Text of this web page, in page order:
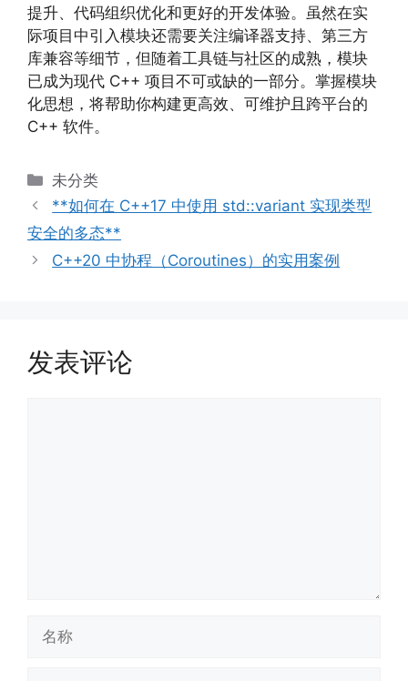
提升、代码组织优化和更好的开发体验。虽然在实
际项目中引入模块还需要关注编译器支持、第三方
库兼容等细节，但随着工具链与社区的成熟，模块
已成为现代 C++ 项目不可或缺的一部分。掌握模块
化思想，将帮助你构建更高效、可维护且跨平台的
C++ 软件。
分
类
未分类
**如何在 C++17 中使用 std::variant 实现类型
安全的多态**
C++20 中协程（Coroutines）的实用案例
发表评论